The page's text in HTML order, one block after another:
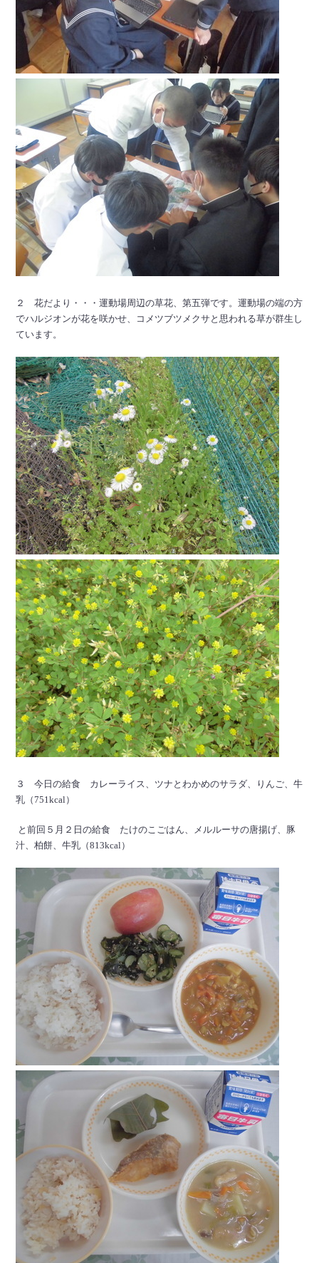
２ 花だより・・・運動場周辺の草花、第五弾です。運動場の端の方
でハルジオンが花を咲かせ、コメツブツメクサと思われる草が群生し
ています。
３ 今日の給食 カレーライス、ツナとわかめのサラダ、りんご、牛
乳（751kcal）
と前回５月２日の給食 たけのこごはん、メルルーサの唐揚げ、豚
汁、柏餅、牛乳（813kcal）